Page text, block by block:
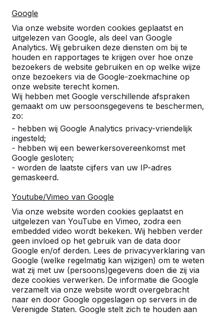
Google
Via onze website worden cookies geplaatst en
uitgelezen van Google, als deel van Google
Analytics. Wij gebruiken deze diensten om bij te
houden en rapportages te krijgen over hoe onze
bezoekers de website gebruiken en op welke wijze
onze bezoekers via de Google-zoekmachine op
onze website terecht komen.
Wij hebben met Google verschillende afspraken
gemaakt om uw persoonsgegevens te beschermen,
zo:
- hebben wij Google Analytics privacy-vriendelijk
ingesteld;
- hebben wij een bewerkersovereenkomst met
Google gesloten;
- worden de laatste cijfers van uw IP-adres
gemaskeerd.
Youtube/Vimeo van Google
Via onze website worden cookies geplaatst en
uitgelezen van YouTube en Vimeo, zodra een
embedded video wordt bekeken. Wij hebben verder
geen invloed op het gebruik van de data door
Google en/of derden. Lees de privacyverklaring van
Google (welke regelmatig kan wijzigen) om te weten
wat zij met uw (persoons)gegevens doen die zij via
deze cookies verwerken. De informatie die Google
verzamelt via onze website wordt overgebracht
naar en door Google opgeslagen op servers in de
Verenigde Staten. Google stelt zich te houden aan
€ 1.950,00
2e product en volgende voor€ 1.850,00per stuk,
bespaar5%!
Kleur
Aantal
Toevoegen aan bestelling
Toevoegen aan offerte
Gratis levering en plaatsing in België.
Geleverd binnen 4 werkweken.
Hoe werkt de levering? Bekijk video